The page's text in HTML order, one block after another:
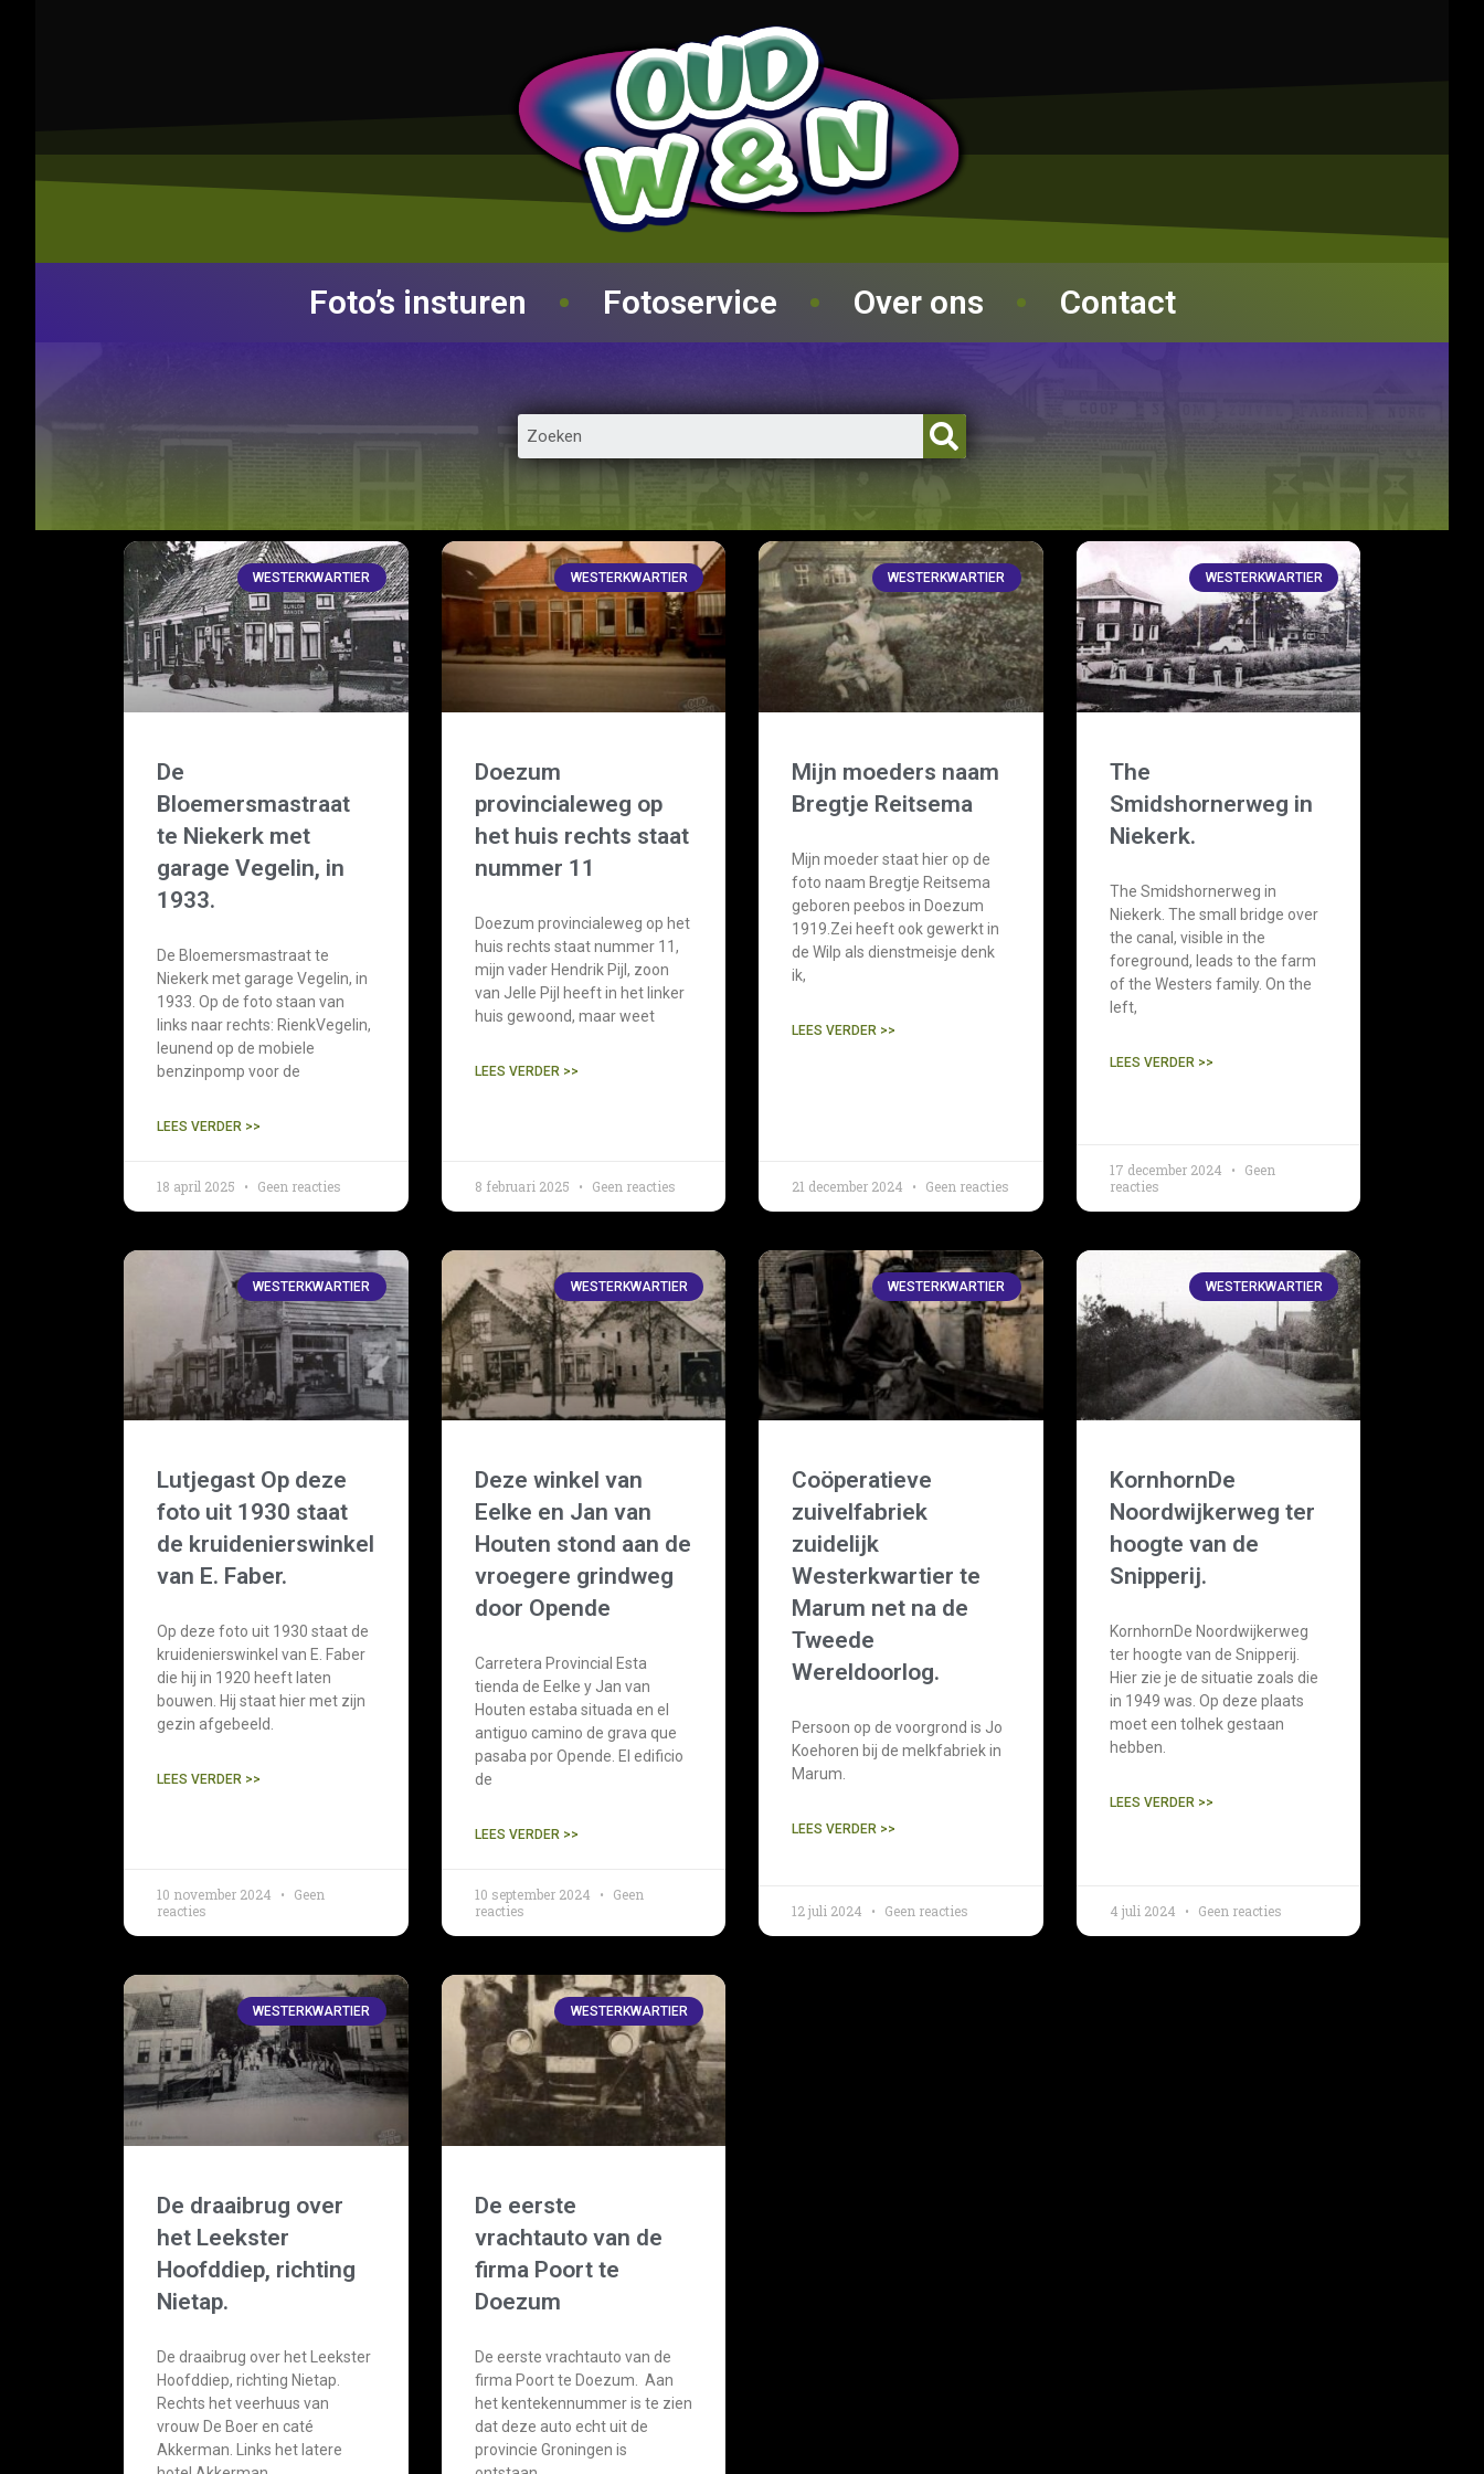
Foto’s insturen Fotoservice Over ons Contact
WESTERKWARTIER
De
Bloemersmastraat
te Niekerk met
garage Vegelin, in
1933.
De Bloemersmastraat te
Niekerk met garage Vegelin, in
1933. Op de foto staan van
links naar rechts: RienkVegelin,
leunend op de mobiele
benzinpomp voor de
LEES VERDER >>
18 april 2025 Geen reacties
WESTERKWARTIER
Doezum
provincialeweg op
het huis rechts staat
nummer 11
Doezum provincialeweg op het
huis rechts staat nummer 11,
mijn vader Hendrik Pijl, zoon
van Jelle Pijl heeft in het linker
huis gewoond, maar weet
LEES VERDER >>
8 februari 2025 Geen reacties
WESTERKWARTIER
Mijn moeders naam
Bregtje Reitsema
Mijn moeder staat hier op de
foto naam Bregtje Reitsema
geboren peebos in Doezum
1919.Zei heeft ook gewerkt in
de Wilp als dienstmeisje denk
ik,
LEES VERDER >>
21 december 2024 Geen reacties
WESTERKWARTIER
The
Smidshornerweg in
Niekerk.
The Smidshornerweg in
Niekerk. The small bridge over
the canal, visible in the
foreground, leads to the farm
of the Westers family. On the
left,
LEES VERDER >>
17 december 2024
Geen
reacties
WESTERKWARTIER
Lutjegast Op deze
foto uit 1930 staat
de kruidenierswinkel
van E. Faber.
Op deze foto uit 1930 staat de
kruidenierswinkel van E. Faber
die hij in 1920 heeft laten
bouwen. Hij staat hier met zijn
gezin afgebeeld.
LEES VERDER >>
10 november 2024
Geen
reacties
WESTERKWARTIER
Deze winkel van
Eelke en Jan van
Houten stond aan de
vroegere grindweg
door Opende
Carretera Provincial Esta
tienda de Eelke y Jan van
Houten estaba situada en el
antiguo camino de grava que
pasaba por Opende. El edificio
de
LEES VERDER >>
10 september 2024
Geen
reacties
WESTERKWARTIER
Coöperatieve
zuivelfabriek
zuidelijk
Westerkwartier te
Marum net na de
Tweede
Wereldoorlog.
Persoon op de voorgrond is Jo
Koehoren bij de melkfabriek in
Marum.
LEES VERDER >>
12 juli 2024 Geen reacties
WESTERKWARTIER
KornhornDe
Noordwijkerweg ter
hoogte van de
Snipperij.
KornhornDe Noordwijkerweg
ter hoogte van de Snipperij.
Hier zie je de situatie zoals die
in 1949 was. Op deze plaats
moet een tolhek gestaan ​​
hebben.
LEES VERDER >>
4 juli 2024 Geen reacties
WESTERKWARTIER
De draaibrug over
het Leekster
Hoofddiep, richting
Nietap.
De draaibrug over het Leekster
Hoofddiep, richting Nietap.
Rechts het veerhuus van
vrouw De Boer en caté
Akkerman. Links het latere
WESTERKWARTIER
De eerste
vrachtauto van de
firma Poort te
Doezum
De eerste vrachtauto van de
firma Poort te Doezum. Aan
het kentekennummer is te zien
dat deze auto echt uit de
provincie Groningen is